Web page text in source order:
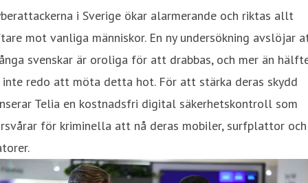
i Sverige ökar alarmerande och riktas allt
mot vanliga människor. En ny undersökning avslöjar
svenskar är oroliga för att drabbas, och mer än
inte redo att möta detta hot. För att stärka deras skydd
Telia en kostnadsfri digital säkerhetskontroll som
för kriminella att nå deras mobiler, surfplattor och